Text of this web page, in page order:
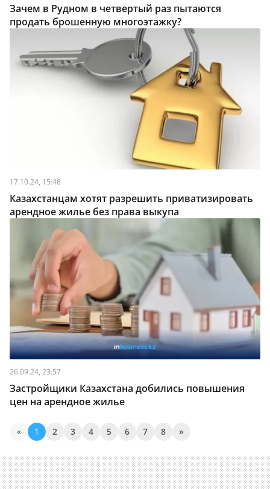
Зачем в Рудном в четвертый раз пытаются
продать брошенную многоэтажку?
17.10.24, 15:48
Казахстанцам хотят разрешить приватизировать
арендное жилье без права выкупа
26.09.24, 23:57
Застройщики Казахстана добились повышения
цен на арендное жилье
« 1 2 3 4 5 6 7 8 »